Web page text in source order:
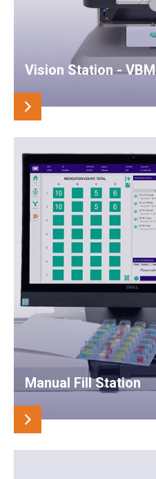
Vision Station - VBM
Manual Fill Station